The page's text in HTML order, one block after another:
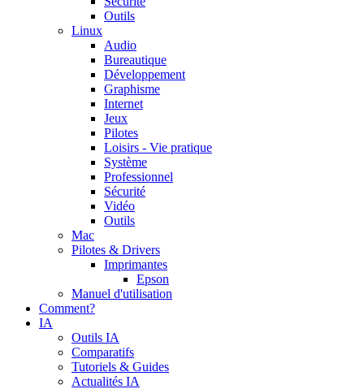
Outils
Linux
Audio
Bureautique
Développement
Graphisme
Internet
Jeux
Pilotes
Loisirs - Vie pratique
Système
Professionnel
Sécurité
Vidéo
Outils
Mac
Pilotes & Drivers
Imprimantes
Epson
Manuel d'utilisation
Comment?
IA
Outils IA
Comparatifs
Tutoriels & Guides
Actualités IA